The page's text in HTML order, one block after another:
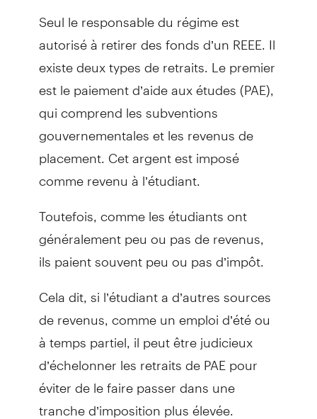
Seul le responsable du régime est
autorisé à retirer des fonds d’un REEE. Il
existe deux types de retraits. Le premier
est le paiement d’aide aux études (PAE),
qui comprend les subventions
gouvernementales et les revenus de
placement. Cet argent est imposé
comme revenu à l’étudiant.
Toutefois, comme les étudiants ont
généralement peu ou pas de revenus,
ils paient souvent peu ou pas d’impôt.
Cela dit, si l’étudiant a d’autres sources
de revenus, comme un emploi d’été ou
à temps partiel, il peut être judicieux
d’échelonner les retraits de PAE pour
éviter de le faire passer dans une
tranche d’imposition plus élevée.